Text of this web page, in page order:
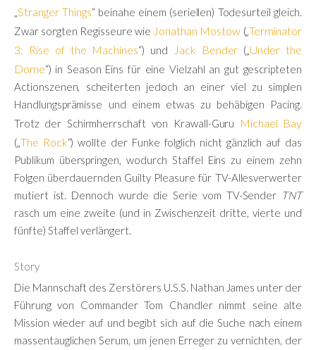
„Stranger Things“ beinahe einem (seriellen) Todesurteil gleich.
Zwar sorgten Regisseure wie Jonathan Mostow („Terminator
3: Rise of the Machines“) und Jack Bender („Under the
Dome“) in Season Eins für eine Vielzahl an gut gescripteten
Actionszenen, scheiterten jedoch an einer viel zu simplen
Handlungsprämisse und einem etwas zu behäbigen Pacing.
Trotz der Schirmherrschaft von Krawall-Guru
Michael Bay
(„The Rock“) wollte der Funke folglich nicht gänzlich auf das
Publikum überspringen, wodurch Staffel Eins zu einem zehn
Folgen überdauernden Guilty Pleasure für TV-Allesverwerter
mutiert ist. Dennoch wurde die Serie vom TV-Sender TNT
rasch um eine zweite (und in Zwischenzeit dritte, vierte und
fünfte) Staffel verlängert.
Story
Die Mannschaft des Zerstörers U.S.S. Nathan James unter der
Führung von Commander Tom Chandler nimmt seine alte
Mission wieder auf und begibt sich auf die Suche nach einem
massentauglichen Serum, um jenen Erreger zu vernichten, der